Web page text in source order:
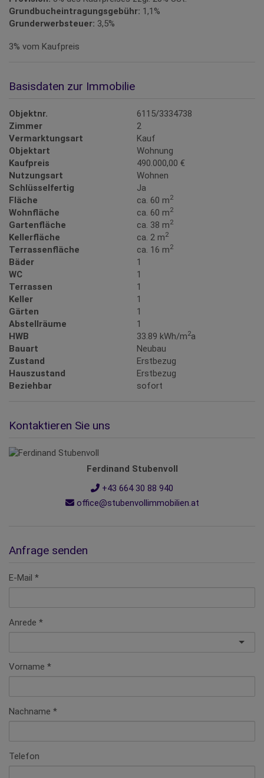
Grundbucheintragungsgebühr: 1,1%
Grunderwerbsteuer: 3,5%
3% vom Kaufpreis
Basisdaten zur Immobilie
Objektnr.
6115/3334738
Zimmer
2
Vermarktungsart
Kauf
Objektart
Wohnung
Kaufpreis
490.000,00 €
Nutzungsart
Wohnen
Schlüsselfertig
Ja
Fläche
ca. 60 m2
Wohnfläche ca. 60 m2
Gartenfläche ca. 38 m2
Kellerfläche ca. 2 m2
Terrassenfläche ca. 16 m2
Bäder
1
WC
1
Terrassen
1
Keller
1
Gärten
1
Abstellräume
1
HWB
33.89 kWh/m2a
Bauart
Neubau
Zustand
Erstbezug
Hauszustand
Erstbezug
Beziehbar
sofort
Kontaktieren Sie uns
Ferdinand Stubenvoll
+43 664 30 88 940
office@stubenvollimmobilien.at
Anfrage senden
E-Mail
Anrede
Vorname
Nachname
Telefon